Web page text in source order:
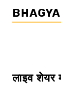
लाइव शेयर